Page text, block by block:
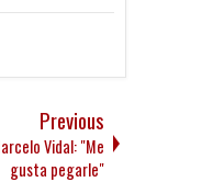
Previous
Vidal: "Me
gusta pegarle"